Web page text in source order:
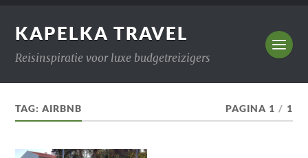
KAPELKA TRAVEL
Reisinspiratie voor luxe budgetreizigers
TAG:AIRBNB PAGINA 1 / 1